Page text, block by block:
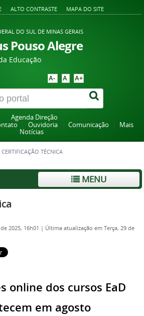
ALTO CONTRASTE MAPA DO SITE
DO SUL DE MINAS GERAIS
Pouso Alegre
Educação
A- A A+
Agenda Direção
Ouvidoria Comunicação
Mais
Notícias
CERTIFICAÇÃO TÉCNICA
MENU
2025, 16h01 | Última atualização em Terça, 29 de
online dos cursos EaD
em agosto